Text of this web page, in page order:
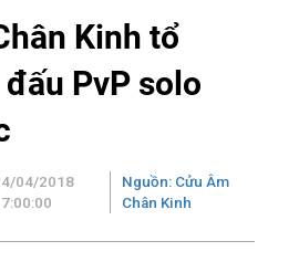
Kinh tổ
PvP solo
04/2018
Nguồn: Cửu Âm
Chân Kinh